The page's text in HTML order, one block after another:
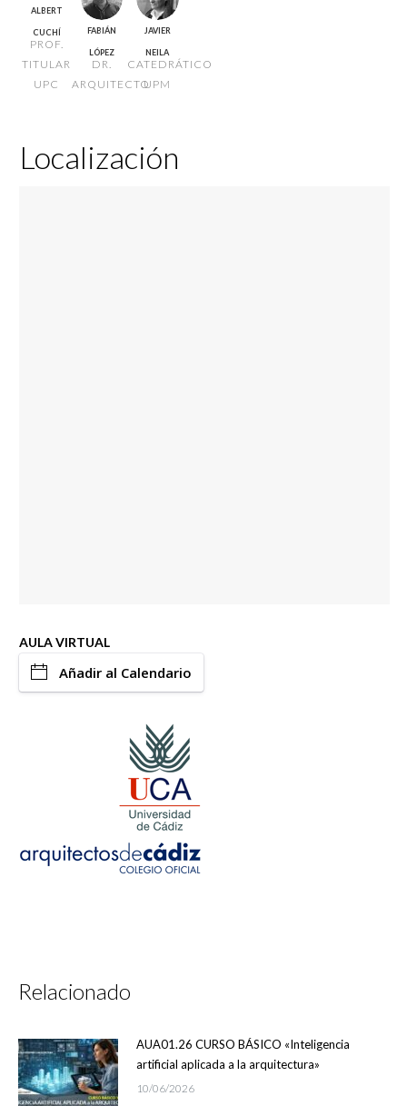
ALBERT
CUCHÍ
PROF.
TITULAR
UPC
FABIÁN
LÓPEZ
DR.
ARQUITECTO
JAVIER
NEILA
CATEDRÁTICO
UPM
Localización
AULA VIRTUAL
Añadir al Calendario
Relacionado
AUA01.26 CURSO BÁSICO «Inteligencia
artificial aplicada a la arquitectura»
10/06/2026